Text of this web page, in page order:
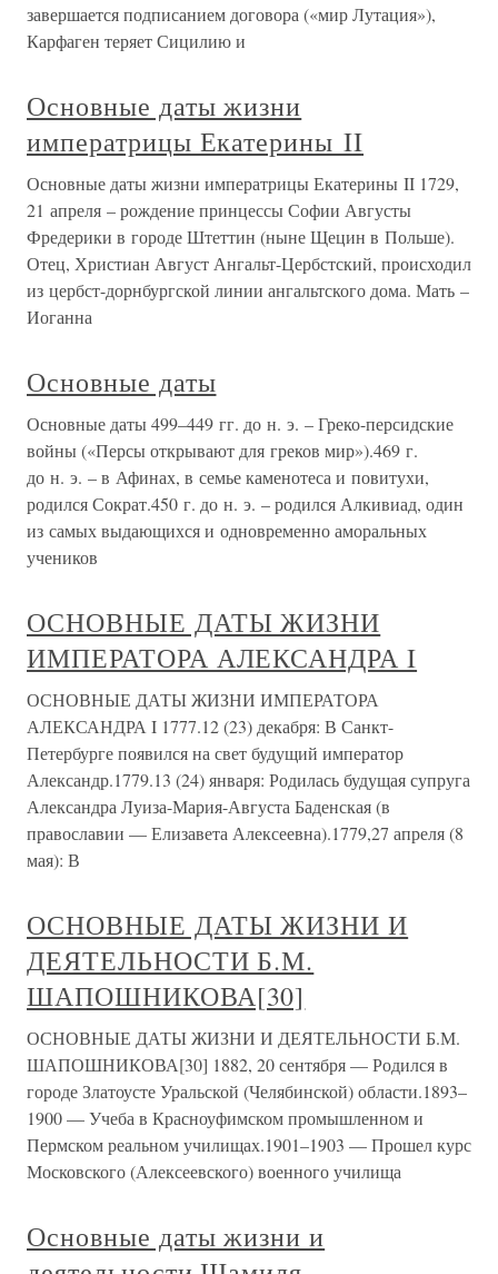
завершается подписанием договора («мир Лутация»),
Карфаген теряет Сицилию и
Основные даты жизни
императрицы Екатерины II
Основные даты жизни императрицы Екатерины II 1729,
21 апреля – рождение принцессы Софии Августы
Фредерики в городе Штеттин (ныне Щецин в Польше).
Отец, Христиан Август Ангальт-Цербстский, происходил
из цербст-дорнбургской линии ангальтского дома. Мать –
Иоганна
Основные даты
Основные даты 499–449 гг. до н. э. – Греко-персидские
войны («Персы открывают для греков мир»).469 г.
до н. э. – в Афинах, в семье каменотеса и повитухи,
родился Сократ.450 г. до н. э. – родился Алкивиад, один
из самых выдающихся и одновременно аморальных
учеников
ОСНОВНЫЕ ДАТЫ ЖИЗНИ
ИМПЕРАТОРА АЛЕКСАНДРА I
ОСНОВНЫЕ ДАТЫ ЖИЗНИ ИМПЕРАТОРА
АЛЕКСАНДРА I 1777.12 (23) декабря: В Санкт-
Петербурге появился на свет будущий император
Александр.1779.13 (24) января: Родилась будущая супруга
Александра Луиза-Мария-Августа Баденская (в
православии — Елизавета Алексеевна).1779,27 апреля (8
мая): В
ОСНОВНЫЕ ДАТЫ ЖИЗНИ И
ДЕЯТЕЛЬНОСТИ Б.М.
ШАПОШНИКОВА[30]
ОСНОВНЫЕ ДАТЫ ЖИЗНИ И ДЕЯТЕЛЬНОСТИ Б.М.
ШАПОШНИКОВА[30] 1882, 20 сентября — Родился в
городе Златоусте Уральской (Челябинской) области.1893–
1900 — Учеба в Красноуфимском промышленном и
Пермском реальном училищах.1901–1903 — Прошел курс
Московского (Алексеевского) военного училища
Основные даты жизни и